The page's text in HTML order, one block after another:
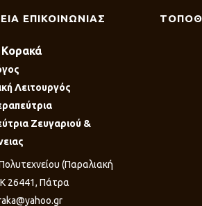
ΕΠΙΚΟΙΝΩΝΙΑΣ
Λειτουργός
Ζευγαριού &
(Παραλιακή
26441, Πάτρα